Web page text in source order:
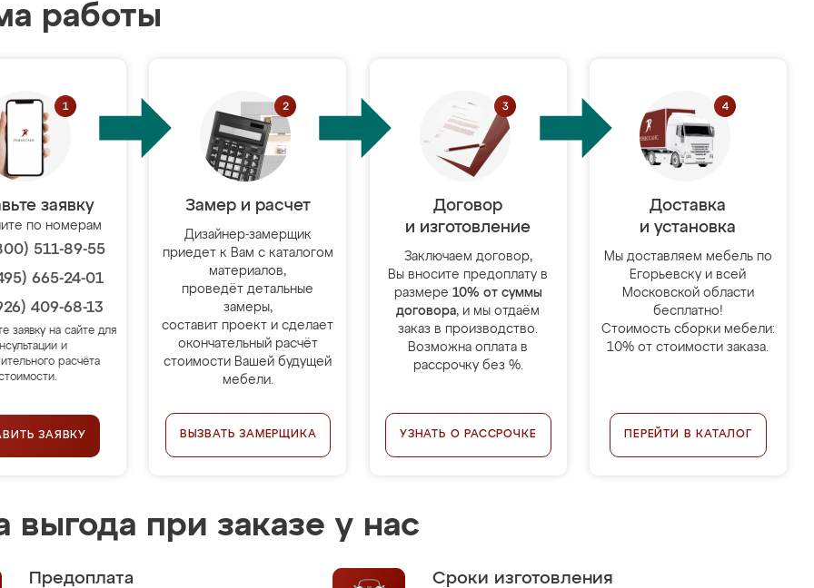
работы
заявку
по номерам
511-89-55
665-24-01
409-68-13
заявку на сайте для
и
расчёта
ЗАЯВКУ
Замер и расчет
Дизайнер-замерщик
приедет к Вам с каталогом
материалов,
проведёт детальные
замеры,
составит проект и сделает
окончательный расчёт
стоимости Вашей будущей
мебели.
ВЫЗВАТЬ ЗАМЕРЩИКА
Договор
и изготовление
Заключаем договор,
Вы вносите предоплату в
размере 10% от суммы
договора, и мы отдаём
заказ в производство.
Возможна оплата в
рассрочку без %.
УЗНАТЬ О РАССРОЧКЕ
Доставка
и установка
Мы доставляем мебель по
Егорьевску и всей
Московской области
бесплатно!
Стоимость сборки мебели:
10% от стоимости заказа.
ПЕРЕЙТИ В КАТАЛОГ
выгода при заказе у нас
Предоплата
Сроки изготовления